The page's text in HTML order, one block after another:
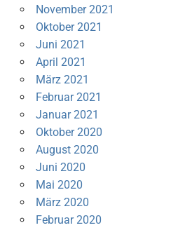
November 2021
Oktober 2021
Juni 2021
April 2021
März 2021
Februar 2021
Januar 2021
Oktober 2020
August 2020
Juni 2020
Mai 2020
März 2020
Februar 2020